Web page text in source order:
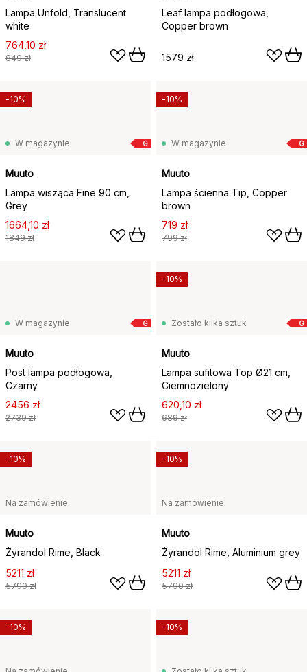
Lampa Unfold, Translucent
white
764,10 zł
849 zł
Leaf lampa podłogowa,
Copper brown
1579 zł
G
W magazynie
Muuto
Lampa wisząca Fine 90 cm,
Grey
1664,10 zł
1849 zł
-10%
G
W magazynie
Muuto
Lampa ścienna Tip, Copper
brown
719 zł
799 zł
-10%
G
W magazynie
Muuto
Post lampa podłogowa,
Czarny
2456 zł
2739 zł
G
Zostało kilka sztuk
Muuto
Lampa sufitowa Top Ø21 cm,
Ciemnozielony
620,10 zł
689 zł
-10%
Na zamówienie
Muuto
Żyrandol Rime, Black
5211 zł
5790 zł
-10%
Na zamówienie
Muuto
Żyrandol Rime, Aluminium grey
5211 zł
5790 zł
-10%
-10% -10%